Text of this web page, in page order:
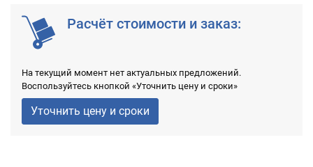
Расчёт стоимости и заказ:
На текущий момент нет актуальных предложений.
Воспользуйтесь кнопкой «Уточнить цену и сроки»
Уточнить цену и сроки